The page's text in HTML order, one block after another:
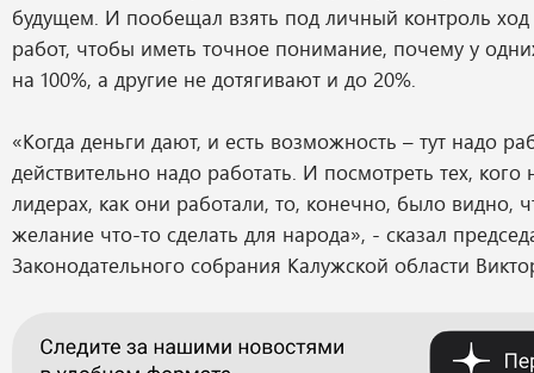
будущем. И пообещал взять под личный контроль
работ, чтобы иметь точное понимание, почему у
на 100%, а другие не дотягивают и до 20%.
«Когда деньги дают, и есть возможность – тут надо
действительно надо работать. И посмотреть тех, кого
лидерах, как они работали, то, конечно, было видно,
желание что-то сделать для народа», - сказал
Законодательного собрания Калужской области